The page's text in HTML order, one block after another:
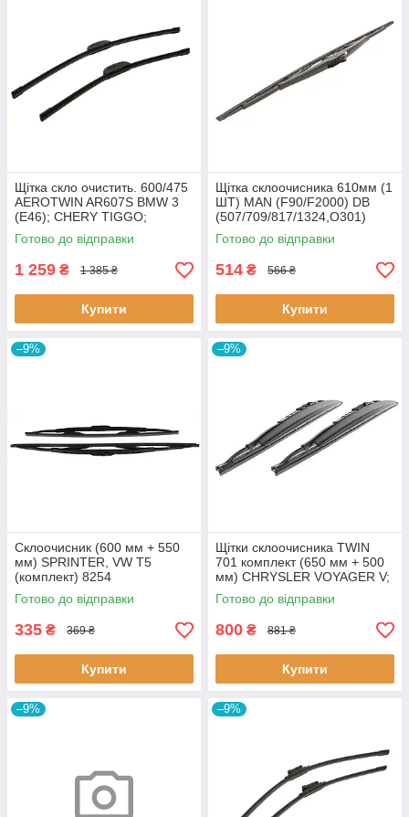
Щітка скло очистить. 600/475
AEROTWIN AR607S BMW 3
(E46); CHERY TIGGO;
CHEVROLET MALIBU,
ORLANDO, VECTRA;
Готово до відправки
1 259 ₴ 1 385 ₴
Купити
Щітка склоочисника 610мм (1
ШТ) MAN (F90/F2000) DB
(507/709/817/1324,O301)
610-24 TRUCK ALCA
Готово до відправки
514 ₴ 566 ₴
Купити
–9%
Склоочисник (600 мм + 550
мм) SPRINTER, VW T5
(комплект) 8254
AUTOTECHTEILE
Готово до відправки
335 ₴ 369 ₴
Купити
–9%
Щітки склоочисника TWIN
701 комплект (650 мм + 500
мм) CHRYSLER VOYAGER V;
CITROEN EVASION, JUMPY;
DODGE DURANGO, GRAND;
Готово до відправки
800 ₴ 881 ₴
Купити
–9% –9%